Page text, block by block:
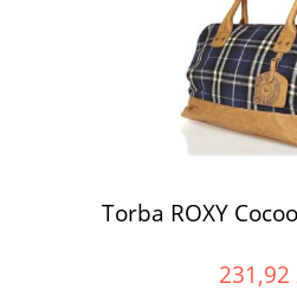
Torba ROXY
231,92